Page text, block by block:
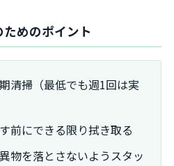
めのポイント
清掃（最低でも週1回は実
前にできる限り拭き取る
物を落とさないようスタッ